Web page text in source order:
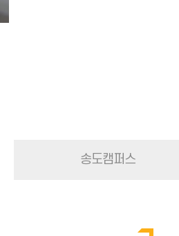
송도캠퍼스